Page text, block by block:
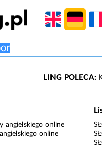
LING POLECA:
angielskiego online
online